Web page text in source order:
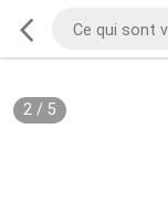
2/ 5